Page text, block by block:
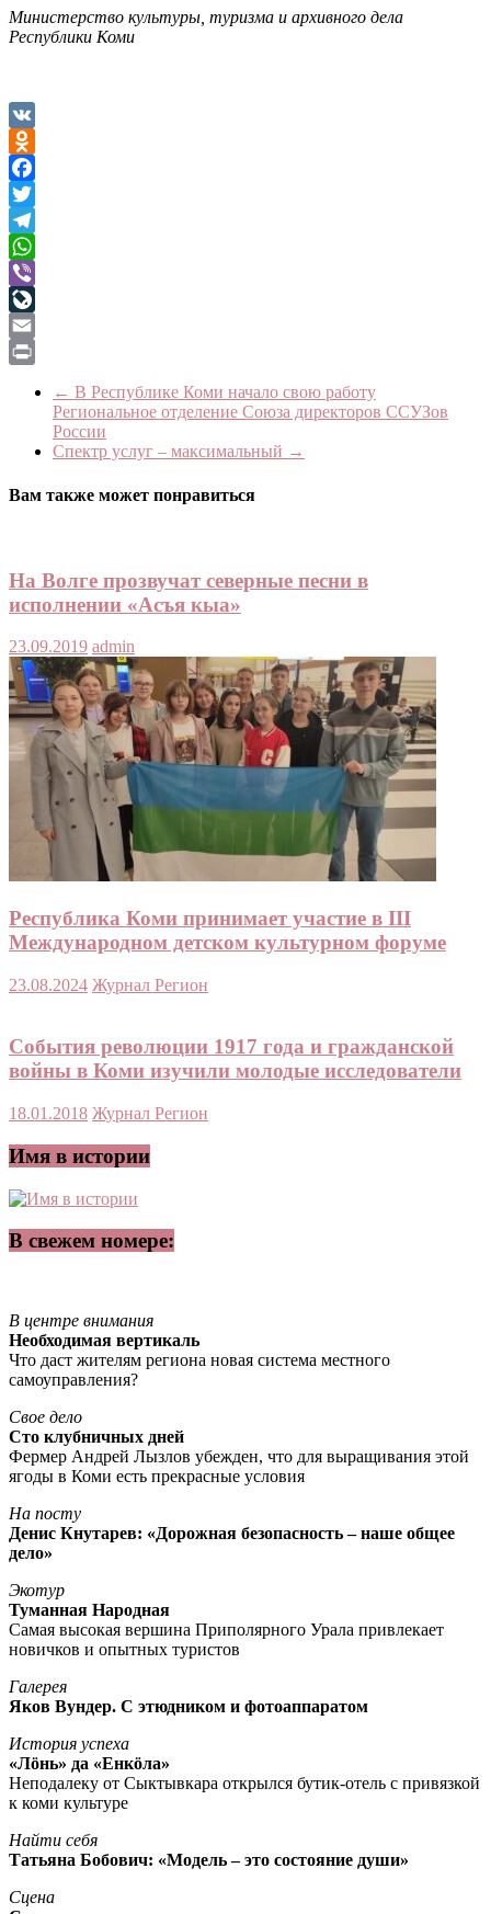
Министерство культуры, туризма и архивного дела
Республики Коми
VK
Odnoklassniki
Facebook
Twitter
Telegram
WhatsApp
Viber
LiveJournal
Email
← В Республике Коми начало свою работу
Региональное отделение Союза директоров ССУЗов
России
Спектр услуг – максимальный →
Вам также может понравиться
На Волге прозвучат северные песни в
исполнении «Асъя кыа»
23.09.2019 admin
Республика Коми принимает участие в III
Международном детском культурном форуме
23.08.2024 Журнал Регион
События революции 1917 года и гражданской
войны в Коми изучили молодые исследователи
18.01.2018 Журнал Регион
Имя в истории
В свежем номере:
В центре внимания
Необходимая вертикаль
Что даст жителям региона новая система местного
самоуправления?
Свое дело
Сто клубничных дней
Фермер Андрей Лызлов убежден, что для выращивания этой
ягоды в Коми есть прекрасные условия
На посту
Денис Кнутарев: «Дорожная безопасность – наше общее
дело»
Экотур
Туманная Народная
Самая высокая вершина Приполярного Урала привлекает
новичков и опытных туристов
Галерея
Яков Вундер. С этюдником и фотоаппаратом
История успеха
«Лöнь» да «Енкöла»
Неподалеку от Сыктывкара открылся бутик-отель с привязкой
к коми культуре
Найти себя
Татьяна Бобович: «Модель – это состояние души»
Сцена